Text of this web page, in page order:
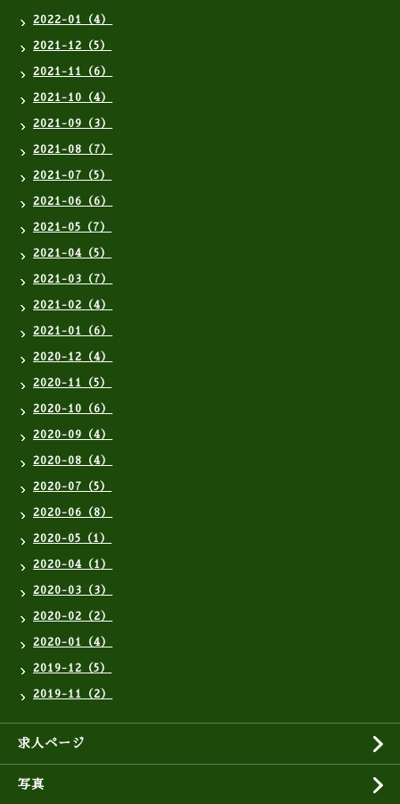
2022-01（4）
2021-12（5）
2021-11（6）
2021-10（4）
2021-09（3）
2021-08（7）
2021-07（5）
2021-06（6）
2021-05（7）
2021-04（5）
2021-03（7）
2021-02（4）
2021-01（6）
2020-12（4）
2020-11（5）
2020-10（6）
2020-09（4）
2020-08（4）
2020-07（5）
2020-06（8）
2020-05（1）
2020-04（1）
2020-03（3）
2020-02（2）
2020-01（4）
2019-12（5）
2019-11（2）
求人ページ
写真